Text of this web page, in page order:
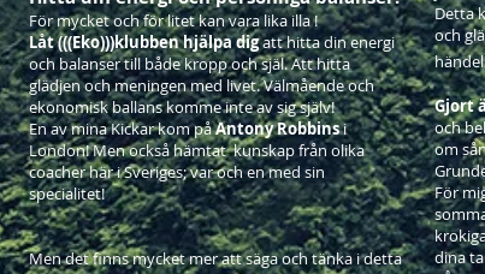
För mycket och för litet kan vara lika illa !
Låt (((Eko)))klubben hjälpa digatt hitta din energi
och balanser till både kropp och själ. Att hitta
glädjen och meningen med livet. Välmående och
ekonomisk ballans komme inte av sig själv!
En av mina Kickar kom påAntony Robbinsi
London! Men också hämtat kunskap från olika
coacher här i Sveriges; var och en med sin
specialitet!
Men det finns mycket mer att säga och tänka i detta
Detta
och
Gjort
och
om
För
dina